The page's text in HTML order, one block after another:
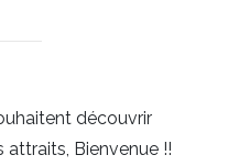
découvrir
attraits, Bienvenue !!